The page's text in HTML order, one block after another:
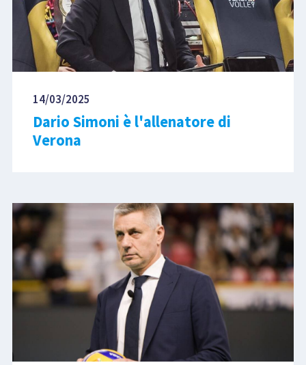
14/03/2025
Dario Simoni è l'allenatore di
Verona